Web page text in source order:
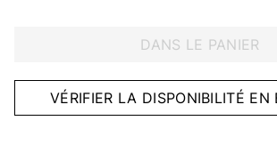
DANS LE PANIER
VÉRIFIER LA DISPONIBILITÉ EN